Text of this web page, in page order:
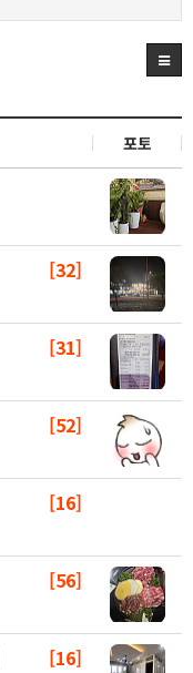
포토
[32]
[31]
[52]
[16]
[56]
[16]